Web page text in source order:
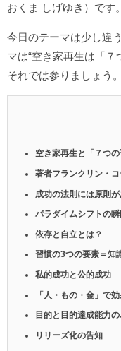
おくま しげゆき）です。
今日のテーマは少し違
マは“空き家再生は「７
それでは参りましょう。
空き家再生と「７つの
著者フランクリン・
成功の法則には原則が
パラダイムシフトの瞬
依存と自立とは？
習慣の3つの要素＝知
私的成功と公的成功
「人・もの・金」で
目的と目的達成能力
リリーズ化の告知